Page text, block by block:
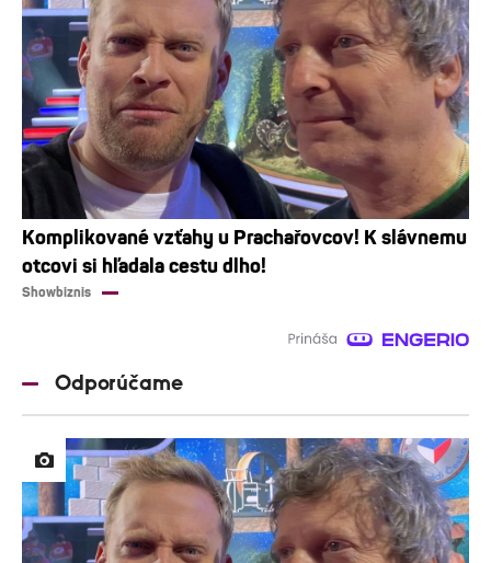
Komplikované vzťahy u Prachařovcov! K slávnemu
otcovi si hľadala cestu dlho!
Showbiznis
Odporúčame